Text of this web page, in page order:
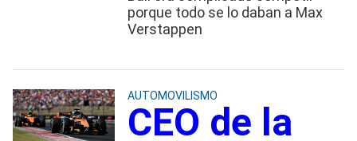
porque todo se lo daban a Max
Verstappen
AUTOMOVILISMO
CEO de la